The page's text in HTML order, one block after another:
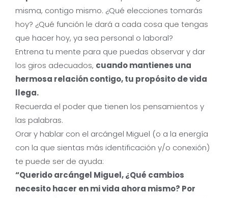
misma, contigo mismo. ¿Qué elecciones tomarás
hoy? ¿Qué función le dará a cada cosa que tengas
que hacer hoy, ya sea personal o laboral?
Entrena tu mente para que puedas observar y dar
los giros adecuados, cuando mantienes una
hermosa relación contigo, tu propósito de vida
llega.
Recuerda el poder que tienen los pensamientos y
las palabras.
Orar y hablar con el arcángel Miguel (o a la energía
con la que sientas más identificación y/o conexión)
te puede ser de ayuda:
“Querido arcángel Miguel, ¿Qué cambios
necesito hacer en mi vida ahora mismo? Por